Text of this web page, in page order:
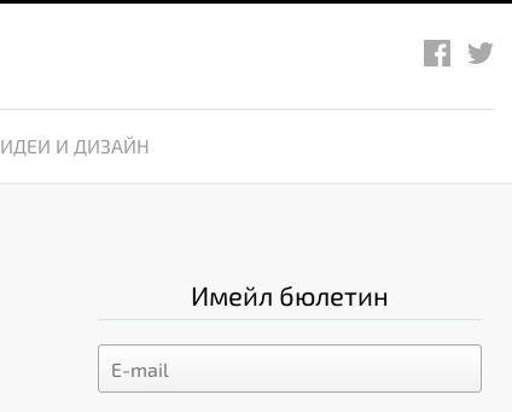
ИДЕИ И ДИЗАЙН
Имейл бюлетин